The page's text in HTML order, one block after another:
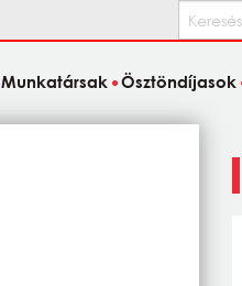
Keresés
Munkatársak Ösztöndíjasok